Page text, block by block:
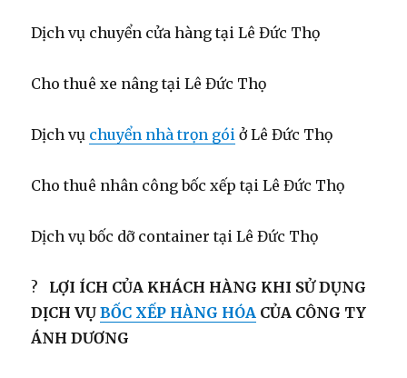
Dịch vụ chuyển cửa hàng tại Lê Đức Thọ
Cho thuê xe nâng tại Lê Đức Thọ
Dịch vụ chuyển nhà trọn gói ở Lê Đức Thọ
Cho thuê nhân công bốc xếp tại Lê Đức Thọ
Dịch vụ bốc dỡ container tại Lê Đức Thọ
?
LỢI ÍCH CỦA KHÁCH HÀNG KHI SỬ DỤNG
DỊCH VỤBỐC XẾP HÀNG HÓA CỦA CÔNG TY
ÁNH DƯƠNG